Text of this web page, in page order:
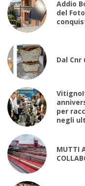
Addio
del
Dal
per
negli
MUTTI